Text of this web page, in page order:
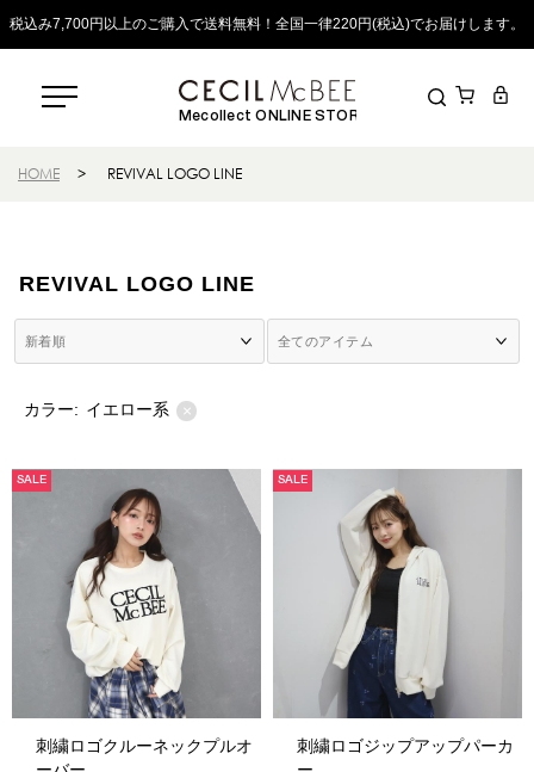
税込み7,700円以上のご購入で送料無料！全国一律220円(税込)でお届けします。
Mecollect ONLINE STORE
HOME > REVIVAL LOGO LINE
REVIVAL LOGO LINE
カラー: イエロー系 ×
SALE
刺繍ロゴクルーネックプルオ
SALE
刺繍ロゴジップアップパーカ